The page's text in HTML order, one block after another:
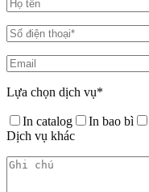
Lựa chọn dịch vụ*
In catalog In bao bì
Dịch vụ khác